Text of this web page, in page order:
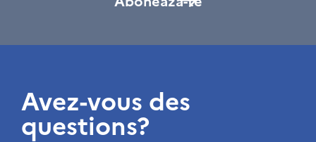
Avez-vous des
questions?